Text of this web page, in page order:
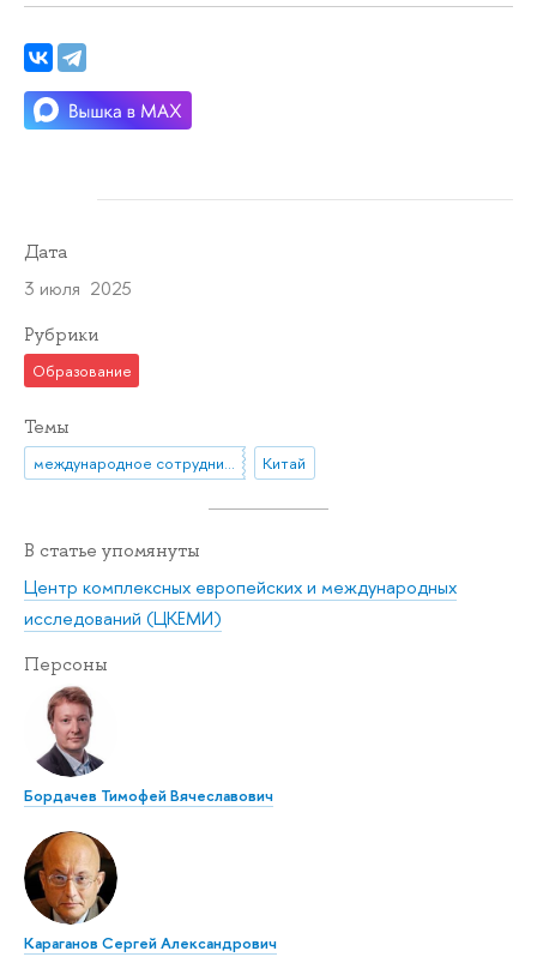
Дата
3 июля 2025
Рубрики
Образование
Темы
международное сотрудничество Китай
В статье упомянуты
Центр комплексных европейских и международных
исследований (ЦКЕМИ)
Персоны
Бордачев Тимофей Вячеславович
Караганов Сергей Александрович